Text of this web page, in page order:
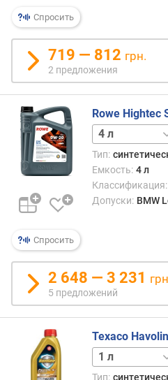
а
р
т
а
м
J
A
S
O
Спросить
719 — 812 грн.
2 предложения
Спросить
Rowe Hightec
1 л 5 л
Тип:
Емкость: 4 л
Классификация:
Допуски: BMW
2 648 — 3 231
5 предложений
Texaco
4 л
Тип: